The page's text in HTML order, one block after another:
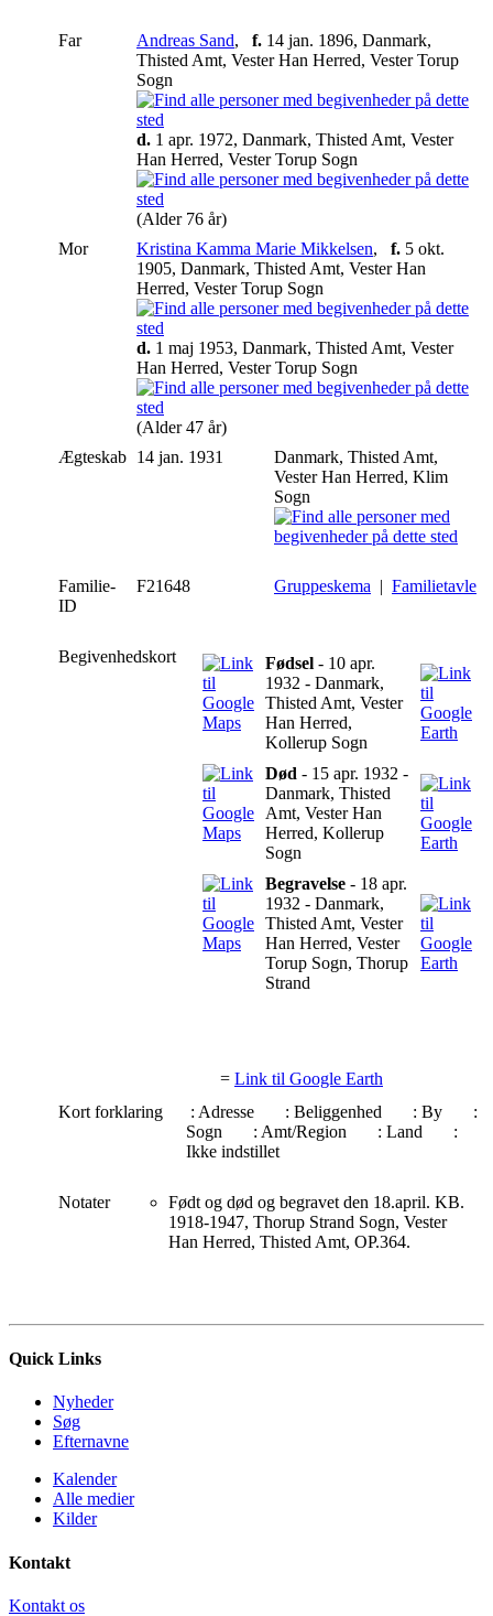
Far Andreas Sand, f. 14 jan. 1896, Danmark,
Thisted Amt, Vester Han Herred, Vester Torup
Sogn
d. 1 apr. 1972, Danmark, Thisted Amt, Vester
Han Herred, Vester Torup Sogn
(Alder 76 år)
Mor
Kristina Kamma Marie Mikkelsen, f. 5 okt.
1905, Danmark, Thisted Amt, Vester Han
Herred, Vester Torup Sogn
d. 1 maj 1953, Danmark, Thisted Amt, Vester
Han Herred, Vester Torup Sogn
(Alder 47 år)
Ægteskab 14 jan. 1931
Danmark, Thisted Amt,
Vester Han Herred, Klim
Sogn
Familie-
ID
F21648 Gruppeskema | Familietavle
Begivenhedskort Fødsel - 10 apr.
1932 - Danmark,
Thisted Amt, Vester
Han Herred,
Kollerup Sogn
Død - 15 apr. 1932 -
Danmark, Thisted
Amt, Vester Han
Herred, Kollerup
Sogn
Begravelse - 18 apr.
1932 - Danmark,
Thisted Amt, Vester
Han Herred, Vester
Torup Sogn, Thorup
Strand
= Link til Google Earth
Kort forklaring
: Adresse : Beliggenhed : By
:
Sogn
: Amt/Region : Land
:
Ikke indstillet
Notater
Født og død og begravet den 18.april. KB.
1918-1947, Thorup Strand Sogn, Vester
Han Herred, Thisted Amt, OP.364.
Quick Links
Nyheder
Søg
Efternavne
Kalender
Alle medier
Kilder
Kontakt
Kontakt os